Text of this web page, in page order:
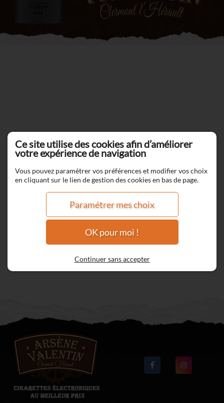
Ce site utilise des cookies afin d’améliorer
votre expérience de navigation
Vous pouvez paramétrer vos préférences et modifier vos choix
en cliquant sur le lien de gestion des cookies en bas de page.
Paramétrer mes choix
OK pour moi !
Continuer sans accepter